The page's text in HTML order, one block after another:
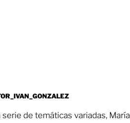
serie de temáticas variadas,